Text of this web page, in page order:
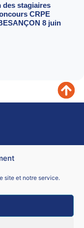
site et notre service.
des stagiaires
CRPE
8 juin